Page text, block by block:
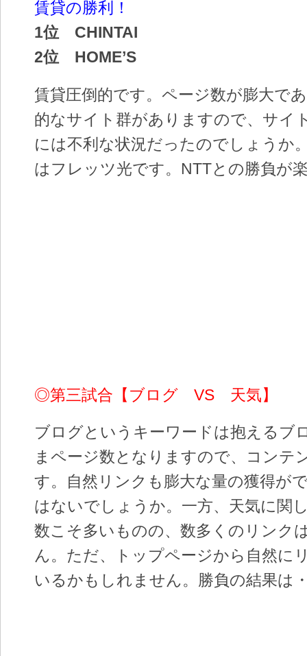
賃貸の勝利！
1位 CHINTAI
2位 HOME’S
賃貸圧倒的です。ページ数が膨大で
的なサイト群がありますので、サイ
には不利な状況だったのでしょうか
はフレッツ光です。NTTとの勝負が
◎第三試合【ブログ VS 天気】
ブログというキーワードは抱えるブ
まページ数となりますので、コンテ
す。自然リンクも膨大な量の獲得が
はないでしょうか。一方、天気に関
数こそ多いものの、数多くのリンク
ん。ただ、トップページから自然に
いるかもしれません。勝負の結果は